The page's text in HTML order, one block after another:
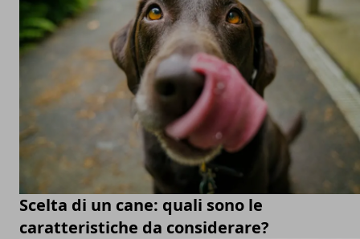
Scelta di un cane: quali sono le
caratteristiche da considerare?